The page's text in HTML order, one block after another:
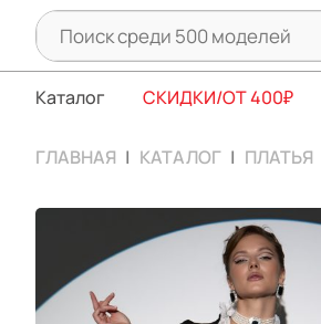
Каталог СКИДКИ/ОТ 400₽
ГЛАВНАЯ КАТАЛОГ ПЛАТЬЯ